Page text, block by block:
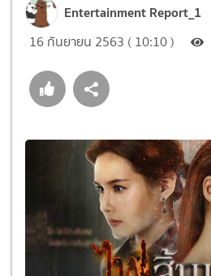
Entertainment Report_1
16 กันยายน 2563 ( 10:10 )